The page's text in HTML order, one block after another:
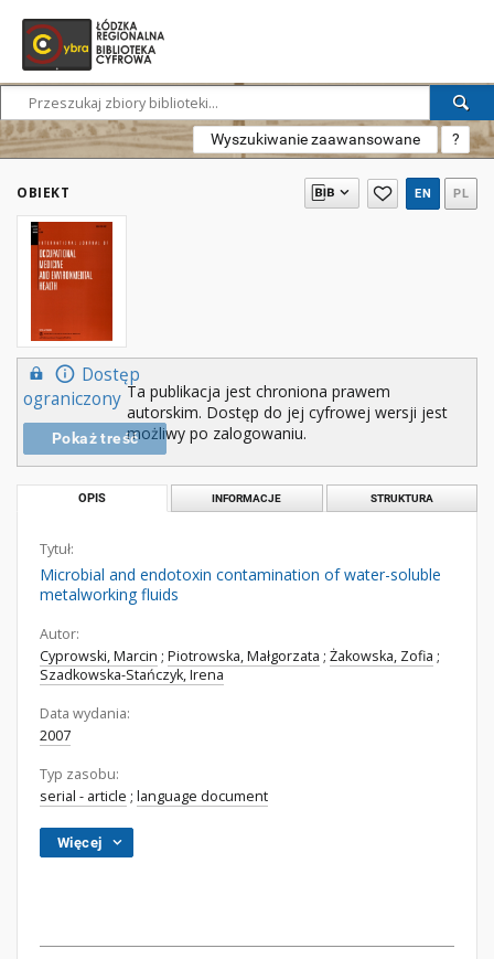
Wyszukiwanie zaawansowane ?
OBIEKT EN PL
Dostęp
ograniczony
Pokaż treść
Ta publikacja jest chroniona prawem
autorskim. Dostęp do jej cyfrowej wersji jest
możliwy po zalogowaniu.
OPIS INFORMACJE STRUKTURA
Tytuł:
Microbial and endotoxin contamination of water-soluble
metalworking fluids
Autor:
Cyprowski, Marcin ; Piotrowska, Małgorzata ; Żakowska, Zofia ;
Szadkowska-Stańczyk, Irena
Data wydania:
2007
Typ zasobu:
serial - article ; language document
Więcej